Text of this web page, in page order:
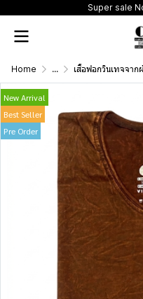
Super sale
Home ... เสื้อฟอกวินเทจจากผ้าผ้าย 100 เปอร์เซนต์ รุ่นดั้งเดิม (T-Shirt Originai
New Arrival
Best Seller
Pre Order